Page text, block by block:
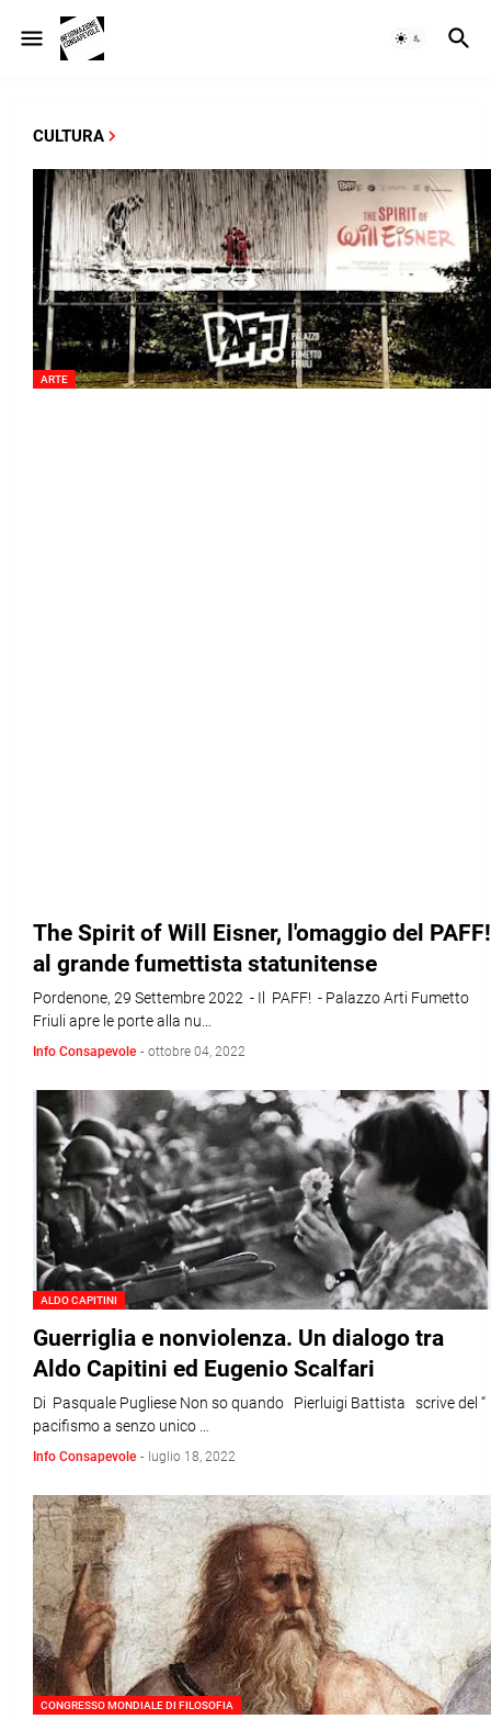
CULTURA
ARTE
The Spirit of Will Eisner, l'omaggio del PAFF!
al grande fumettista statunitense
Pordenone, 29 Settembre 2022 - Il PAFF! - Palazzo Arti Fumetto
Friuli apre le porte alla nu…
Info Consapevole - ottobre 04, 2022
ALDO CAPITINI
Guerriglia e nonviolenza. Un dialogo tra
Aldo Capitini ed Eugenio Scalfari
Di Pasquale Pugliese Non so quando Pierluigi Battista scrive del “
pacifismo a senzo unico …
Info Consapevole - luglio 18, 2022
CONGRESSO MONDIALE DI FILOSOFIA